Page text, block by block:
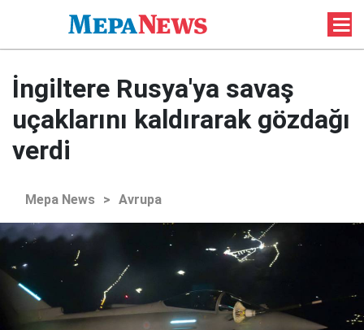
İngiltere Rusya'ya savaş
uçaklarını kaldırarak gözdağı
verdi
Mepa News > Avrupa